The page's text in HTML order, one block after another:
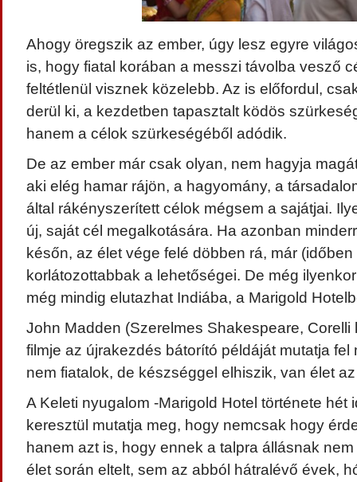
Ahogy öregszik az ember, úgy lesz egyre
is, hogy fiatal korában a messzi távolba vesző
feltétlenül visznek közelebb. Az is előfordul,
derül ki, a kezdetben tapasztalt ködös
hanem a célok szürkeségéből adódik.
De az ember már csak olyan, nem hagyja
aki elég hamar rájön, a hagyomány, a
által rákényszerített célok mégsem a sajátjai.
új, saját cél megalkotására. Ha azonban
későn, az élet vége felé döbben rá, már
korlátozottabbak a lehetőségei. De még
még mindig elutazhat Indiába, a Marigold
John Madden (Szerelmes Shakespeare, Corelli
filmje az újrakezdés bátorító példáját mutatja fel
nem fiatalok, de készséggel elhiszik, van élet
A Keleti nyugalom -Marigold Hotel története hét
keresztül mutatja meg, hogy nemcsak hogy
hanem azt is, hogy ennek a talpra állásnak
élet során eltelt, sem az abból hátralévő évek,